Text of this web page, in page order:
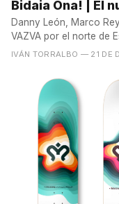
Bidaia Ona! | El
Danny León, Marco
VAZVA por el norte de
IVÁN TORRALBO — 21 DE